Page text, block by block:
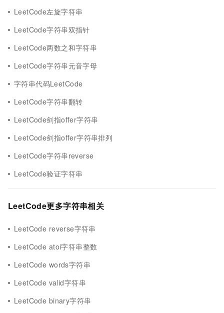
LeetCode左旋字符串
LeetCode字符串双指针
LeetCode两数之和字符串
LeetCode字符串元音字母
字符串代码LeetCode
LeetCode字符串翻转
LeetCode剑指offer字符串
LeetCode剑指offer字符串排列
LeetCode字符串reverse
LeetCode验证字符串
LeetCode更多字符串相关
LeetCode reverse字符串
LeetCode atoi字符串整数
LeetCode words字符串
LeetCode valid字符串
LeetCode binary字符串